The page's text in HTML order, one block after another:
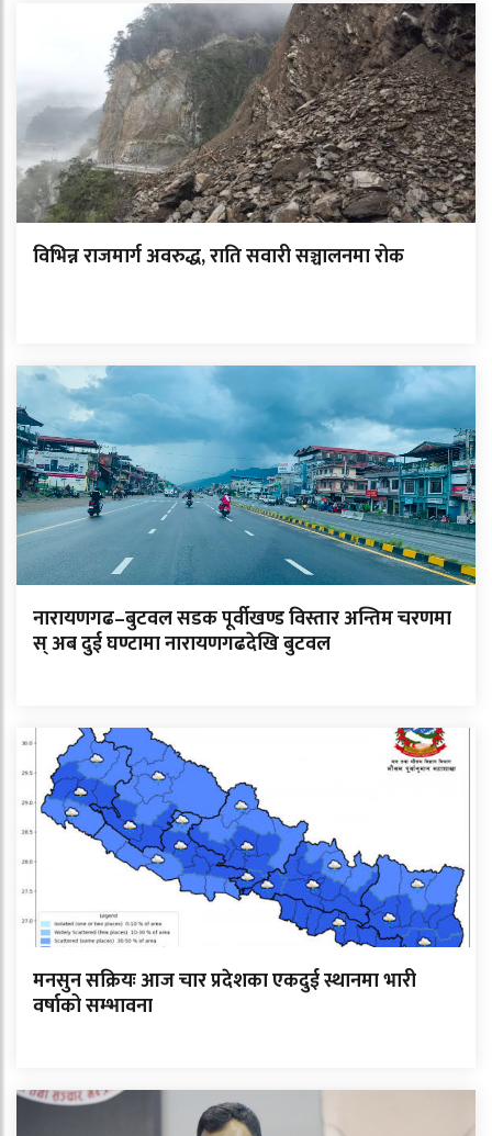
विभिन्न राजमार्ग अवरुद्ध, राति सवारी सञ्चालनमा रोक
नारायणगढ–बुटवल सडक पूर्वीखण्ड विस्तार अन्तिम चरणमा
स् अब दुई घण्टामा नारायणगढदेखि बुटवल
मनसुन सक्रियः आज चार प्रदेशका एकदुई स्थानमा भारी
वर्षाको सम्भावना